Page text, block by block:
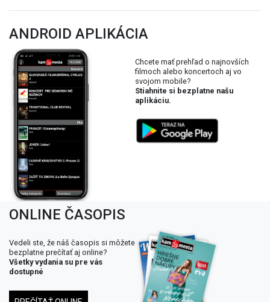
ANDROID APLIKÁCIA
Chcete mať prehľad o najnovších
filmoch alebo koncertoch aj vo
svojom mobile?
Stiahnite si bezplatne našu
aplikáciu.
ONLINE ČASOPIS
Vedeli ste, že náš časopis si môžete
bezplatne prečítať aj online?
Všetky vydania su pre vás
dostupné